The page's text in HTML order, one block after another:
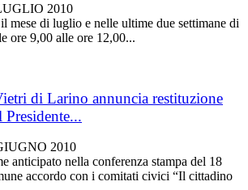
2010
di luglio e nelle ultime due settimane di
ore 9,00 alle ore 12,00...
di Larino annuncia restituzione
Presidente...
2010
anticipato nella conferenza stampa del 18
accordo con i comitati civici “Il cittadino